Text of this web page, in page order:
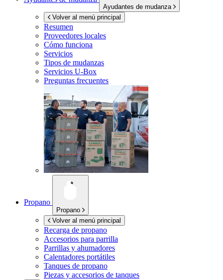
Ayudantes de mudanza
Volver al menú principal
Resumen
Proveedores locales
Cómo funciona
Servicios
Tipos de mudanzas
Servicios U-Box
Preguntas frecuentes
Propano
Propano
Volver al menú principal
Recarga de propano
Accesorios para parrilla
Parrillas y ahumadores
Calentadores portátiles
Tanques de propano
Piezas y accesorios de tanques